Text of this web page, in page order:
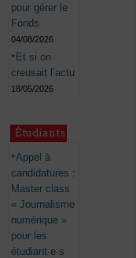
pour gérer le
Fonds
04/08/2026
Et si on
creusait l’actu
18/05/2026
Étudiants
Appel à
candidatures :
Master class
« Journalisme
numérique »
pour les
étudiant·e·s